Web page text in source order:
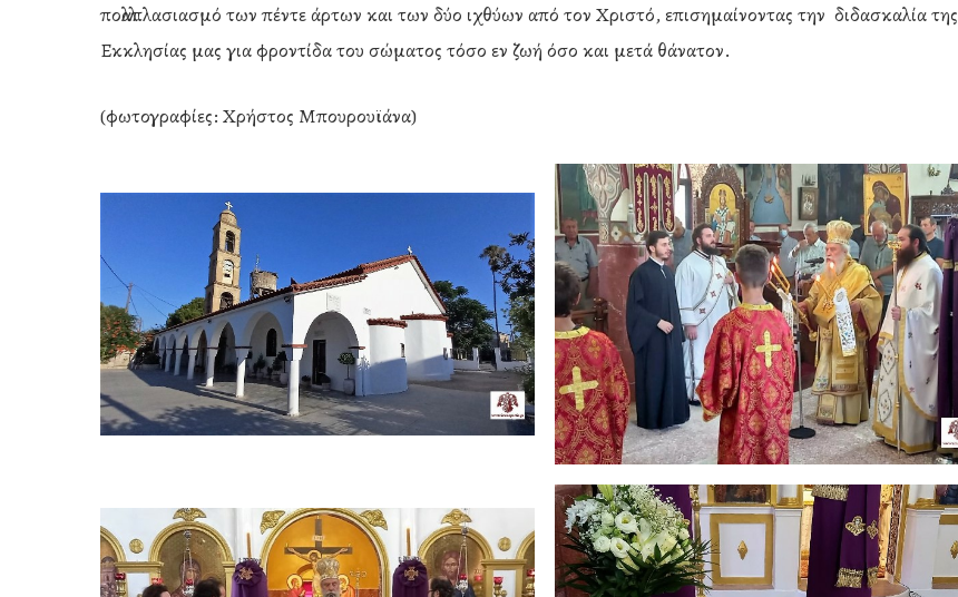
πολλαπλασιασμό των πέντε άρτων και των δύο ιχθύων από τον Χριστό, επισημαίνοντας την διδασκαλία της
Εκκλησίας μας για φροντίδα του σώματος τόσο εν ζωή όσο και μετά θάνατον.
(φωτογραφίες: Χρήστος Μπουρουϊάνα)